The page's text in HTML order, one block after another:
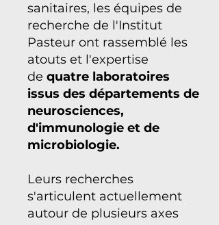
sanitaires, les équipes de
recherche de l'Institut
Pasteur ont rassemblé les
atouts et l'expertise
de quatre laboratoires
issus des départements de
neurosciences,
d'immunologie et de
microbiologie.
Leurs recherches
s'articulent actuellement
autour de plusieurs axes